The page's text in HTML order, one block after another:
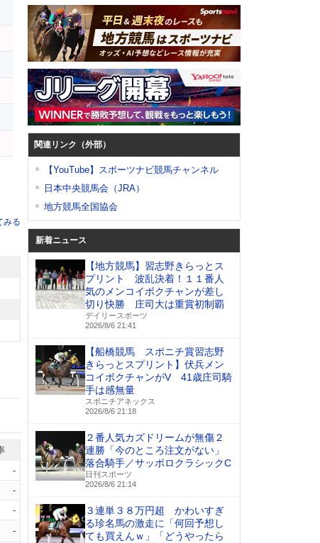
みる
-
-
-
-
関連リンク（外部）
【YouTube】スポーツナビ競馬チャンネル
日本中央競馬会（JRA）
地方競馬全国協会
新着ニュース
【地方競馬】習志野きらっとス
プリント 波乱決着！１１番人
気のメンコイボクチャンが差し
切り快勝 庄司大は重賞初制覇
デイリースポーツ
2026/8/6 21:41
【船橋競馬 スポニチ賞習志野
きらっとスプリント】伏兵メン
コイボクチャンがV 41歳庄司騎
手は感無量
スポニチアネックス
2026/8/6 21:18
２番人気カズドリームが無傷２
連勝「今のところ注文がない」
落合騎手／サッポロクラシックC
日刊スポーツ
2026/8/6 21:14
３連単３８万円超 かわいすぎ
る珍名馬の激走に「何回予想し
ても買えんｗ」「どうやったら